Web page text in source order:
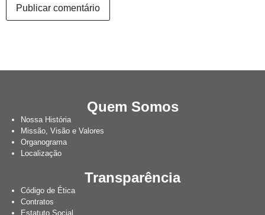
Quem Somos
Nossa História
Missão, Visão e Valores
Organograma
Localização
Transparência
Código de Ética
Contratos
Estatuto Social